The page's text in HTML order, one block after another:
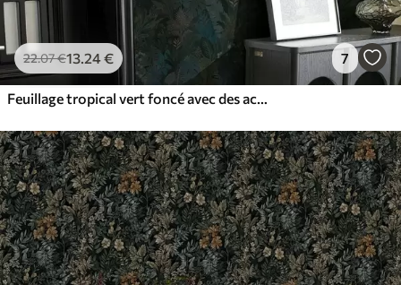
22.07€13.24€ 7
Feuillage tropical vert foncé avec des accents bleus